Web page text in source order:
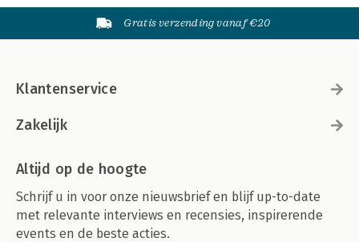
Gratis verzending vanaf €20
Klantenservice
Zakelijk
Altijd op de hoogte
Schrijf u in voor onze nieuwsbrief en blijf up-to-date
met relevante interviews en recensies, inspirerende
events en de beste acties.